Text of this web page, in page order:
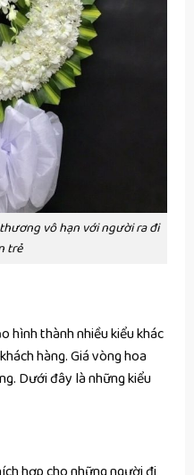
vô hạn với người ra đi
trẻ
hình thành nhiều kiểu khác
hàng. Giá vòng hoa
Dưới đây là những kiểu